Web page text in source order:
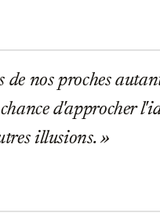
nos proches
d'approcher
illusions.